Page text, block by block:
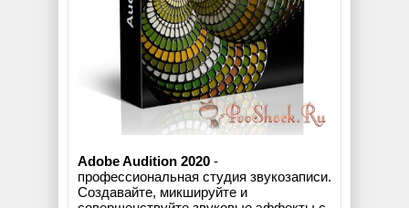
Adobe Audition 2020 -
профессиональная студия звукозаписи.
Создавайте, микшируйте и